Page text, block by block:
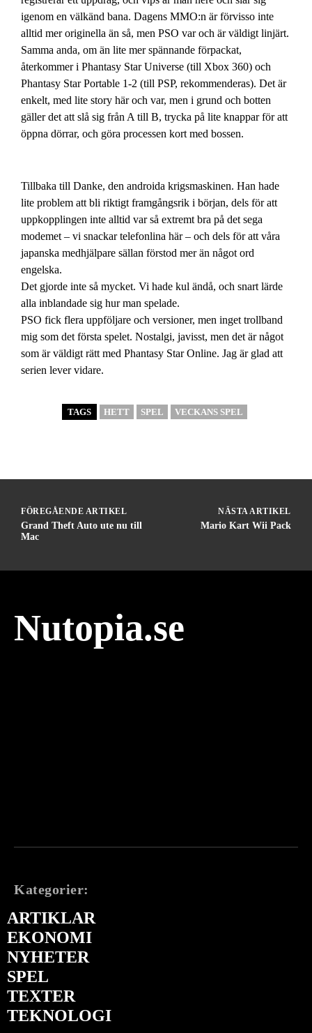
igenom en välkänd bana. Dagens MMO:n är förvisso inte
alltid mer originella än så, men PSO var och är väldigt linjärt.
Samma anda, om än lite mer spännande förpackat,
återkommer i Phantasy Star Universe (till Xbox 360) och
Phantasy Star Portable 1-2 (till PSP, rekommenderas). Det är
enkelt, med lite story här och var, men i grund och botten
gäller det att slå sig från A till B, trycka på lite knappar för att
öppna dörrar, och göra processen kort med bossen.
Tillbaka till Danke, den androida krigsmaskinen. Han hade
lite problem att bli riktigt framgångsrik i början, dels för att
uppkopplingen inte alltid var så extremt bra på det sega
modemet – vi snackar telefonlina här – och dels för att våra
japanska medhjälpare sällan förstod mer än något ord
engelska.
Det gjorde inte så mycket. Vi hade kul ändå, och snart lärde
alla inblandade sig hur man spelade.
PSO fick flera uppföljare och versioner, men inget trollband
mig som det första spelet. Nostalgi, javisst, men det är något
som är väldigt rätt med Phantasy Star Online. Jag är glad att
serien lever vidare.
TAGS HETT SPEL VECKANS SPEL
FÖREGÅENDE ARTIKEL
Grand Theft Auto ute nu till
Mac
NÄSTA ARTIKEL
Mario Kart Wii Pack
Nutopia.se
Kategorier:
ARTIKLAR
EKONOMI
NYHETER
SPEL
TEXTER
TEKNOLOGI